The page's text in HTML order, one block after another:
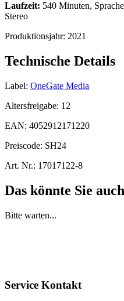
Laufzeit: 540 Minuten,
Stereo
Produktionsjahr: 2021
Technische Details
Label: OneGate Media
Altersfreigabe: 12
EAN: 4052912171220
Preiscode: SH24
Art. Nr.: 17017122-8
Das könnte Sie
Bitte warten...
Service Kontakt